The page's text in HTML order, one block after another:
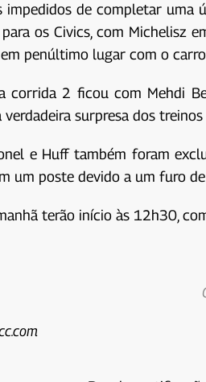
de completar uma
os Civics, com Michelisz
penúltimo lugar com o
corrida 2 ficou com Mehdi
verdadeira surpresa dos
e Huff também foram
um poste devido a um furo
terão início às 12h30,